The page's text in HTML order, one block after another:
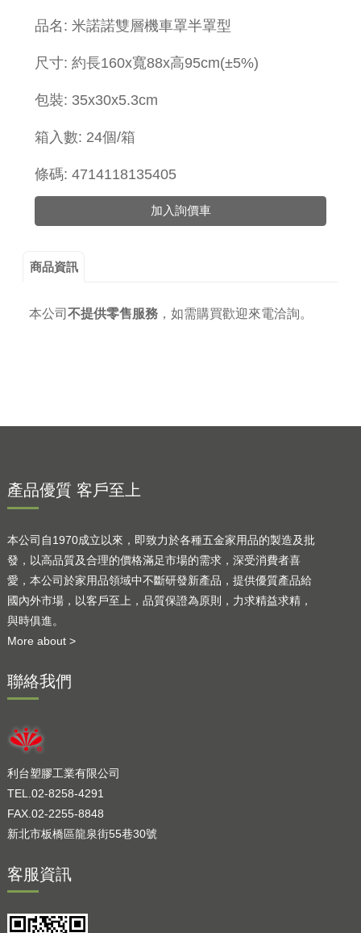
​品名: 米諾諾雙層機車罩半罩型
尺寸: 約長160x寬88x高95cm(±5%)
包裝: 35x30x5.3cm
箱入數: 24個/箱
條碼: 4714118135405
加入詢價車
商品資訊
本公司 不提供零售服務， 如需購買歡迎來電洽詢。
產品優質 客戶至上
本公司自1970成立以來，即致力於各種五金家用品的製造及批
發，以高品質及合理的價格滿足市場的需求，深受消費者喜
愛，本公司於家用品領域中不斷研發新產品，提供優質產品給
國內外市場，以客戶至上，品質保證為原則，力求精益求精，
與時俱進。
More about >
聯絡我們
利台塑膠工業有限公司
TEL.02-8258-4291
FAX.02-2255-8848
新北市板橋區龍泉街55巷30號
客服資訊